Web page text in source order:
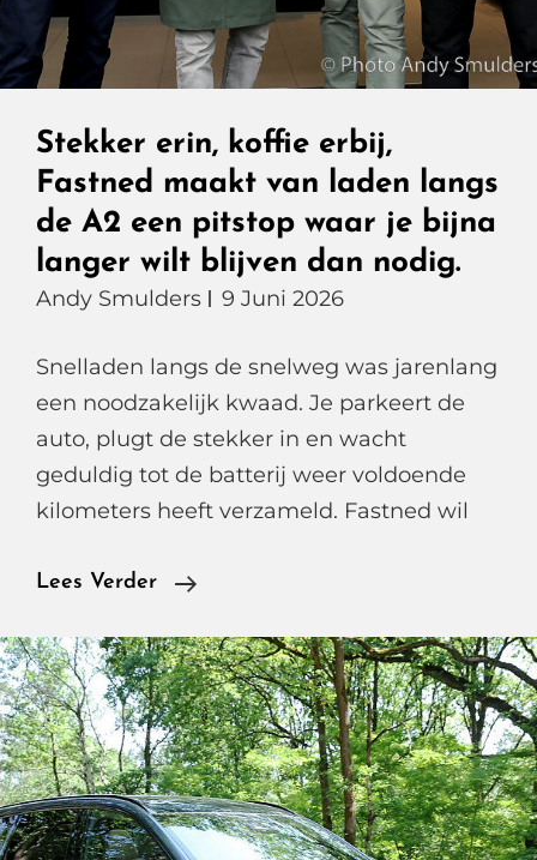
Stekker erin, koffie erbij,
Fastned maakt van laden langs
de A2 een pitstop waar je bijna
langer wilt blijven dan nodig.
Andy Smulders 9 Juni 2026
Snelladen langs de snelweg was jarenlang
een noodzakelijk kwaad. Je parkeert de
auto, plugt de stekker in en wacht
geduldig tot de batterij weer voldoende
kilometers heeft verzameld. Fastned wil
Lees Verder
Stekker
Koffie
Erbij,
Fastned
Maakt
Van
Laden